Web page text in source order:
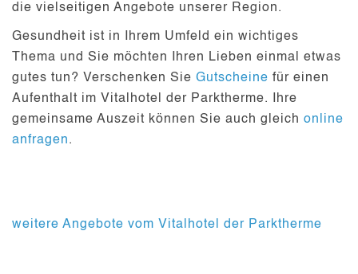
die vielseitigen Angebote unserer Region.
Gesundheit ist in Ihrem Umfeld ein wichtiges
Thema und Sie möchten Ihren Lieben einmal etwas
gutes tun? Verschenken Sie Gutscheine für einen
Aufenthalt im Vitalhotel der Parktherme. Ihre
gemeinsame Auszeit können Sie auch gleich online
anfragen.
weitere Angebote vom Vitalhotel der Parktherme